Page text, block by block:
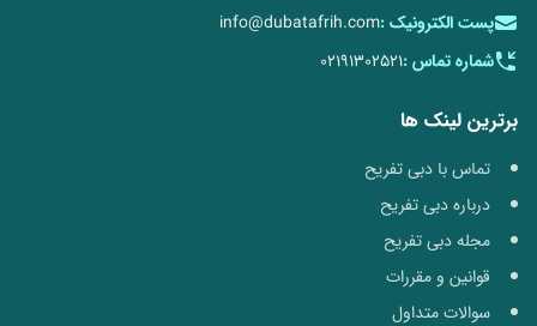
پست الکترونیک :info@dubatafrih.com
شماره تماس :02191302521
برترین لینک ها
تماس با دبی تفریح
درباره دبی تفریح
مجله دبی تفریح
قوانین و مقررات
سوالات متداول